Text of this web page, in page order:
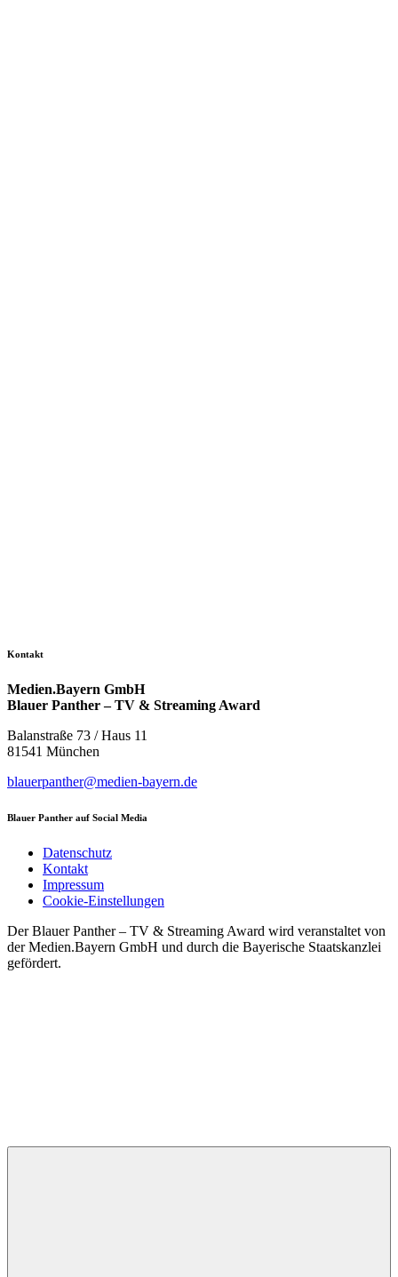
Kontakt
Medien.Bayern GmbH
Blauer Panther – TV & Streaming Award
Balanstraße 73 / Haus 11
81541 München
blauerpanther@medien-bayern.de
Blauer Panther auf Social Media
Datenschutz
Kontakt
Impressum
Cookie-Einstellungen
Der Blauer Panther – TV & Streaming Award wird veranstaltet von
der Medien.Bayern GmbH und durch die Bayerische Staatskanzlei
gefördert.